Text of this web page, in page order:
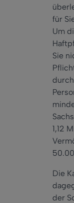
für
Um
Sie
1,12
Die
der